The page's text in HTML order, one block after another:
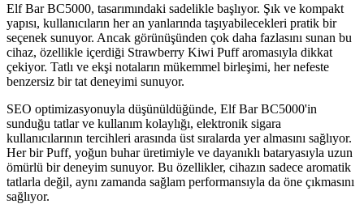
Elf Bar BC5000, tasarımındaki sadelikle başlıyor. Şık ve kompakt
yapısı, kullanıcıların her an yanlarında taşıyabilecekleri pratik bir
seçenek sunuyor. Ancak görünüşünden çok daha fazlasını sunan bu
cihaz, özellikle içerdiği Strawberry Kiwi Puff aromasıyla dikkat
çekiyor. Tatlı ve ekşi notaların mükemmel birleşimi, her nefeste
benzersiz bir tat deneyimi sunuyor.
SEO optimizasyonuyla düşünüldüğünde, Elf Bar BC5000'in
sunduğu tatlar ve kullanım kolaylığı, elektronik sigara
kullanıcılarının tercihleri arasında üst sıralarda yer almasını sağlıyor.
Her bir Puff, yoğun buhar üretimiyle ve dayanıklı bataryasıyla uzun
ömürlü bir deneyim sunuyor. Bu özellikler, cihazın sadece aromatik
tatlarla değil, aynı zamanda sağlam performansıyla da öne çıkmasını
sağlıyor.